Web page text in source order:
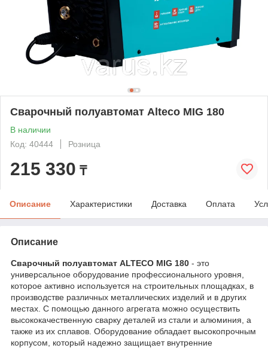
Сварочный полуавтомат Alteco MIG 180
В наличии
Код: 40444
Розница
215 330 ₸
Описание Характеристики Доставка Оплата
Описание
Cварочный полуавтомат ALTECO MIG 180 - это
универсальное оборудование профессионального уровня,
которое активно используется на строительных площадках, в
производстве различных металлических изделий и в других
местах. С помощью данного агрегата можно осуществить
высококачественную сварку деталей из стали и алюминия, а
также из их сплавов. Оборудование обладает высокопрочным
корпусом, который надежно защищает внутренние